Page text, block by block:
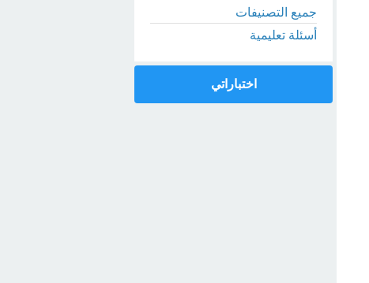
جميع التصنيفات
أسئلة تعليمية
اختباراتي